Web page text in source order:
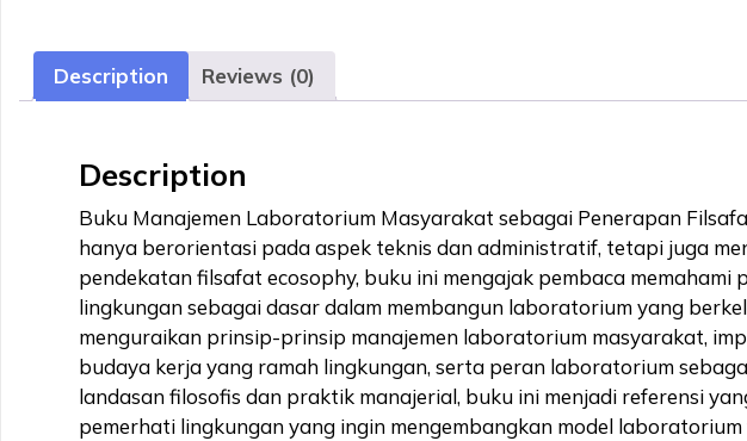
Description Reviews (0)
Description
Buku Manajemen Laboratorium Masyarakat sebagai Penerapan
hanya berorientasi pada aspek teknis dan administratif, tetapi juga
pendekatan filsafat ecosophy, buku ini mengajak pembaca
lingkungan sebagai dasar dalam membangun laboratorium yang
menguraikan prinsip-prinsip manajemen laboratorium masyarakat,
budaya kerja yang ramah lingkungan, serta peran laboratorium
landasan filosofis dan praktik manajerial, buku ini menjadi referensi
pemerhati lingkungan yang ingin mengembangkan model